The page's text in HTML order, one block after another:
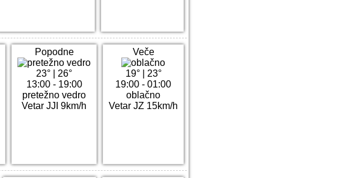
Popodne
23°
26°
13:00 - 19:00
pretežno vedro
Vetar JJI 9km/h
Veče
19°| 23°
19:00 - 01:00
oblačno
Vetar JZ 15km/h